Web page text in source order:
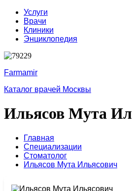
Услуги
Врачи
Клиники
Энциклопедия
Farmamir
Каталог врачей Москвы
Ильясов Мута
Главная
Специализации
Стоматолог
Ильясов Мута Ильясович